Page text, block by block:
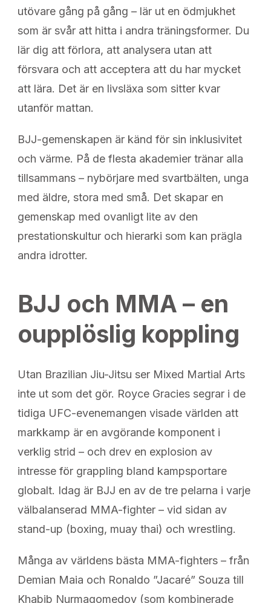
utövare gång på gång – lär ut en ödmjukhet
som är svår att hitta i andra träningsformer. Du
lär dig att förlora, att analysera utan att
försvara och att acceptera att du har mycket
att lära. Det är en livs­läxa som sitter kvar
utanför mattan.
BJJ-gemenskapen är känd för sin inklusivitet
och värme. På de flesta akademier tränar alla
tillsammans – nybörjare med svartbälten, unga
med äldre, stora med små. Det skapar en
gemenskap med ovanligt lite av den
prestationskultur och hierarki som kan prägla
andra idrotter.
BJJ och MMA – en
oupplöslig koppling
Utan Brazilian Jiu-Jitsu ser Mixed Martial Arts
inte ut som det gör. Royce Gracies segrar i de
tidiga UFC-evenemangen visade världen att
markkamp är en avgörande komponent i
verklig strid – och drev en explosion av
intresse för grappling bland kampsportare
globalt. Idag är BJJ en av de tre pelarna i varje
välbalanserad MMA-fighter – vid sidan av
stand-up (boxing, muay thai) och wrestling.
Många av världens bästa MMA-fighters – från
Demian Maia och Ronaldo ”Jacaré” Souza till
Khabib Nurmagomedov (som kombinerade